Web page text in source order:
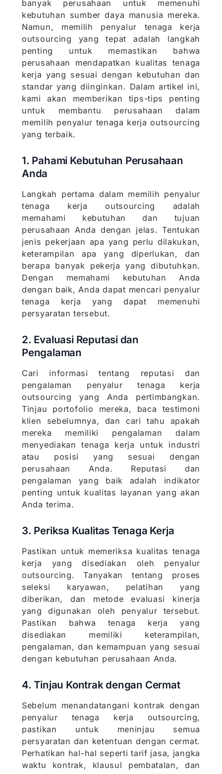
banyak perusahaan untuk memenuhi
kebutuhan sumber daya manusia mereka.
Namun, memilih penyalur tenaga kerja
outsourcing yang tepat adalah langkah
penting untuk memastikan bahwa
perusahaan mendapatkan kualitas tenaga
kerja yang sesuai dengan kebutuhan dan
standar yang diinginkan. Dalam artikel ini,
kami akan memberikan tips-tips penting
untuk membantu perusahaan dalam
memilih penyalur tenaga kerja outsourcing
yang terbaik.
1. Pahami Kebutuhan Perusahaan
Anda
Langkah pertama dalam memilih penyalur
tenaga kerja outsourcing adalah
memahami kebutuhan dan tujuan
perusahaan Anda dengan jelas. Tentukan
jenis pekerjaan apa yang perlu dilakukan,
keterampilan apa yang diperlukan, dan
berapa banyak pekerja yang dibutuhkan.
Dengan memahami kebutuhan Anda
dengan baik, Anda dapat mencari penyalur
tenaga kerja yang dapat memenuhi
persyaratan tersebut.
2. Evaluasi Reputasi dan
Pengalaman
Cari informasi tentang reputasi dan
pengalaman penyalur tenaga kerja
outsourcing yang Anda pertimbangkan.
Tinjau portofolio mereka, baca testimoni
klien sebelumnya, dan cari tahu apakah
mereka memiliki pengalaman dalam
menyediakan tenaga kerja untuk industri
atau posisi yang sesuai dengan
perusahaan Anda. Reputasi dan
pengalaman yang baik adalah indikator
penting untuk kualitas layanan yang akan
Anda terima.
3. Periksa Kualitas Tenaga Kerja
Pastikan untuk memeriksa kualitas tenaga
kerja yang disediakan oleh penyalur
outsourcing. Tanyakan tentang proses
seleksi karyawan, pelatihan yang
diberikan, dan metode evaluasi kinerja
yang digunakan oleh penyalur tersebut.
Pastikan bahwa tenaga kerja yang
disediakan memiliki keterampilan,
pengalaman, dan kemampuan yang sesuai
dengan kebutuhan perusahaan Anda.
4. Tinjau Kontrak dengan Cermat
Sebelum menandatangani kontrak dengan
penyalur tenaga kerja outsourcing,
pastikan untuk meninjau semua
persyaratan dan ketentuan dengan cermat.
Perhatikan hal-hal seperti tarif jasa, jangka
waktu kontrak, klausul pembatalan, dan